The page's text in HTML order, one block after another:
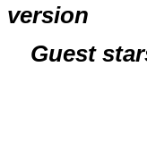
version
Guest